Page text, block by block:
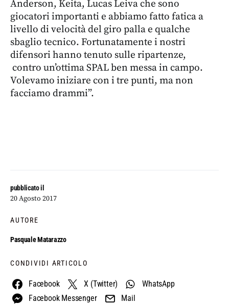
pubblicato il
20 Agosto 2017
AUTORE
Pasquale Matarazzo
CONDIVIDI ARTICOLO
Facebook X (Twitter)
WhatsApp
Facebook Messenger
Mail
Anderson, Keita, Lucas Leiva che sono
giocatori importanti e abbiamo fatto fatica a
livello di velocità del giro palla e qualche
sbaglio tecnico. Fortunatamente i nostri
difensori hanno tenuto sulle ripartenze,
contro un’ottima SPAL ben messa in campo.
Volevamo iniziare con i tre punti, ma non
facciamo drammi”.